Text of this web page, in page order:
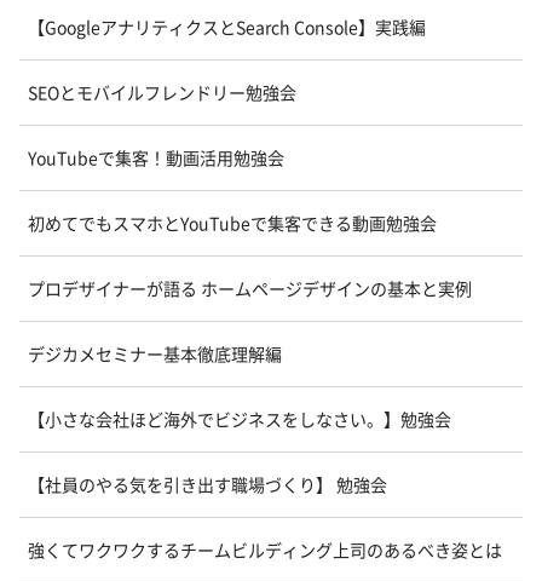
【GoogleアナリティクスとSearch Console】実践編
SEOとモバイルフレンドリー勉強会
YouTubeで集客！動画活用勉強会
初めてでもスマホとYouTubeで集客できる動画勉強会
プロデザイナーが語る ホームページデザインの基本と実例
デジカメセミナー基本徹底理解編
【小さな会社ほど海外でビジネスをしなさい。】勉強会
【社員のやる気を引き出す職場づくり】 勉強会
強くてワクワクするチームビルディング上司のあるべき姿とは